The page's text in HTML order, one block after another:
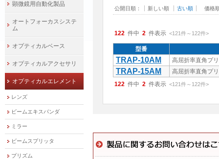
公開日順： 新しい順 古い順 価格
122 件中 2 件表示 <121件～ 122件>
型番
TRAP-10AM 高屈折率直角プ
TRAP-15AM
高屈折率直角プ
122 件中 2 件表示 <121件～ 122件>
顕微鏡用自動化製品
オートフォーカスシステ
ム
オプティカルベース
オプティカルアクセサリ
オプティカルエレメント
レンズ
ビームエキスパンダ
ミラー
ビームスプリッタ
プリズム